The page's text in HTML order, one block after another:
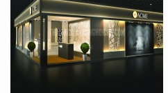
BOOTH TRIỂN LÃM
CITIGYM ( TẠI HỘI CHỢ
EXPO_NOVOLAND)